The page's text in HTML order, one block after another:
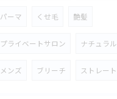
パーマ くせ毛 艶髪
プライベートサロン ナチュラル
メンズ ブリーチ ストレート